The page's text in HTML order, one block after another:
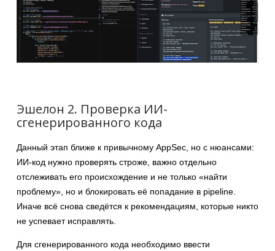
Эшелон 2. Проверка ИИ-
сгенерированного кода
Данный этап ближе к привычному AppSec, но с нюансами:
ИИ-код нужно проверять строже, важно отдельно
отслеживать его происхождение и не только «найти
проблему», но и блокировать её попадание в pipeline.
Иначе всё снова сведётся к рекомендациям, которые никто
не успевает исправлять.
Для сгенерированного кода необходимо ввести